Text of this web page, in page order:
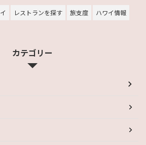
レストランを探す 旅支度 ハワイ情報
カテゴリー